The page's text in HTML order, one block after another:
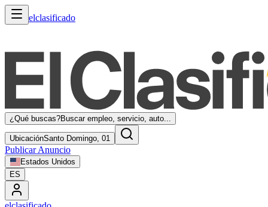
elclasificado
¿Qué buscas?Buscar empleo, servicio, auto...
UbicaciónSanto Domingo, 01
Publicar Anuncio
Estados Unidos
ES